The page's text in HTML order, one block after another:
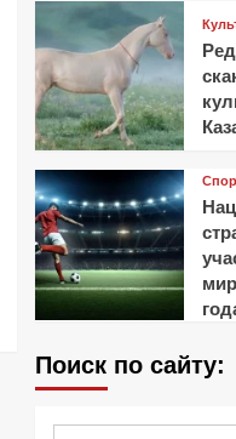
Поиск по сайту: